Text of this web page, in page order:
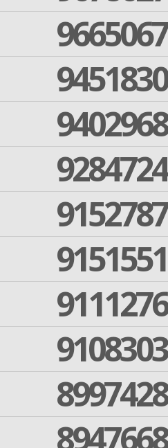
9665067
9451830
9402968
9284724
9152787
9151551
9111276
9108303
8997428
8947668